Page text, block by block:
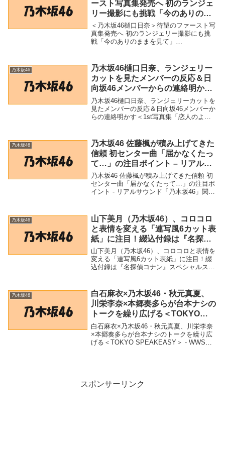
ースト写真集発売へ 初のランジェ
リー撮影にも挑戦「今のありのま
まを見て」（MANTANWEB） –
Yahoo!ニュース – Yahoo!ニュー
ス
＜乃木坂46樋口日奈＞待望のファースト写
真集発売へ 初のランジェリー撮影にも挑
戦「今のありのままを見て」
木坂46樋口日奈＞待望のファースト写...
乃木坂46
乃木坂46樋口日奈、ランジェリー
カットを見たメンバーの反応＆日
向坂46メンバーからの連絡明かす
＜1st写真集「恋人のように」＞ –
モデルプレス
乃木坂46樋口日奈、ランジェリーカットを
見たメンバーの反応＆日向坂46メンバーか
らの連絡明かす＜1st写真集「恋人のよう
を見たメンバーの反応＆日向坂46メン...
乃木坂46
乃木坂46 佐藤楓が積み上げてきた
信頼 初センター曲「届かなくたっ
て…」の注目ポイント – リアルサ
ウンド
乃木坂46 佐藤楓が積み上げてきた信頼 初
センター曲「届かなくたって…」の注目ポ
イント - リアルサウンド「乃木坂46」関連
注目ポイント - リアルサウンド 乃木...
乃木坂46
山下美月（乃木坂46）、コロコロ
と表情を変える「連写風6カット表
紙」に注目！綴込付録は『名探偵
コナン』スペシャルステッカー –
PR TIMES
山下美月（乃木坂46）、コロコロと表情を
変える「連写風6カット表紙」に注目！綴
込付録は『名探偵コナン』スペシャルステ
変える「連写風6カット表紙」に注目...
乃木坂46
白石麻衣×乃木坂46・秋元真夏、
川栄李奈×本郷奏多らが台本ナシの
トークを繰り広げる＜TOKYO
SPEAKEASY＞ – WWSチャンネ
ル
白石麻衣×乃木坂46・秋元真夏、川栄李奈
×本郷奏多らが台本ナシのトークを繰り広
げる＜TOKYO SPEAKEASY＞ - WWSチ
スポンサーリンク